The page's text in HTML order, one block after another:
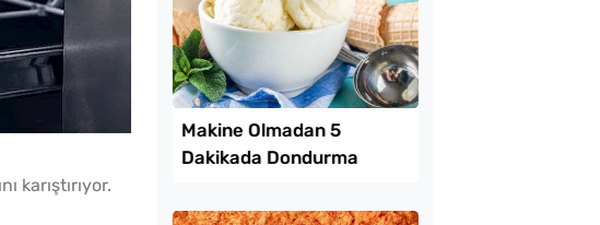
karıştırıyor.